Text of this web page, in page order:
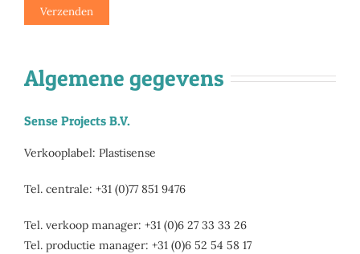
Algemene gegevens
Sense Projects B.V.
Verkooplabel: Plastisense
Tel. centrale: +31 (0)77 851 9476
Tel. verkoop manager: +31 (0)6 27 33 33 26
Tel. productie manager: +31 (0)6 52 54 58 17